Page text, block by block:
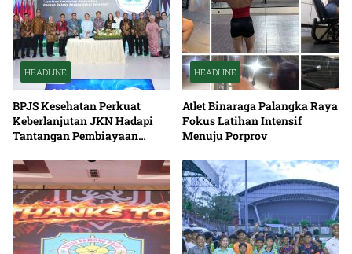
HEADLINE
BPJS Kesehatan Perkuat
Keberlanjutan JKN Hadapi
Tantangan Pembiayaan
HEADLINE
Atlet Binaraga Palangka Raya
Fokus Latihan Intensif
Menuju Porprov